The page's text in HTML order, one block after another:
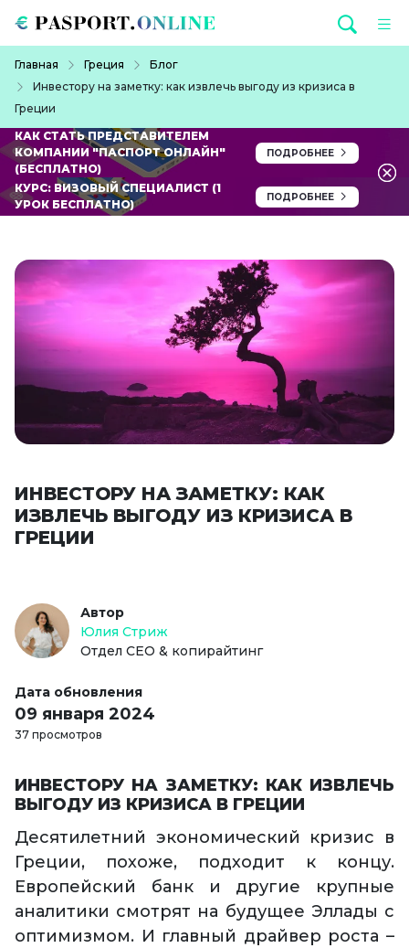
Главная Греция
Блог
Инвестору на заметку: как извлечь выгоду из кризиса в
Греции
КАК СТАТЬ ПРЕДСТАВИТЕЛЕМ
КОМПАНИИ "ПАСПОРТ ОНЛАЙН"
(БЕСПЛАТНО)
ПОДРОБНЕЕ
КУРС: ВИЗОВЫЙ СПЕЦИАЛИСТ (1
УРОК БЕСПЛАТНО)
ПОДРОБНЕЕ
ИНВЕСТОРУ НА ЗАМЕТКУ: КАК
ИЗВЛЕЧЬ ВЫГОДУ ИЗ КРИЗИСА В
ГРЕЦИИ
Автор
Юлия Стриж
Отдел СЕО & копирайтинг
Дата обновления
09 января 2024
37 просмотров
ИНВЕСТОРУ НА ЗАМЕТКУ: КАК ИЗВЛЕЧЬ
ВЫГОДУ ИЗ КРИЗИСА В ГРЕЦИИ
Десятилетний экономический кризис в
Греции, похоже, подходит к концу.
Европейский банк и другие крупные
аналитики смотрят на будущее Эллады с
оптимизмом. И главный драйвер роста –